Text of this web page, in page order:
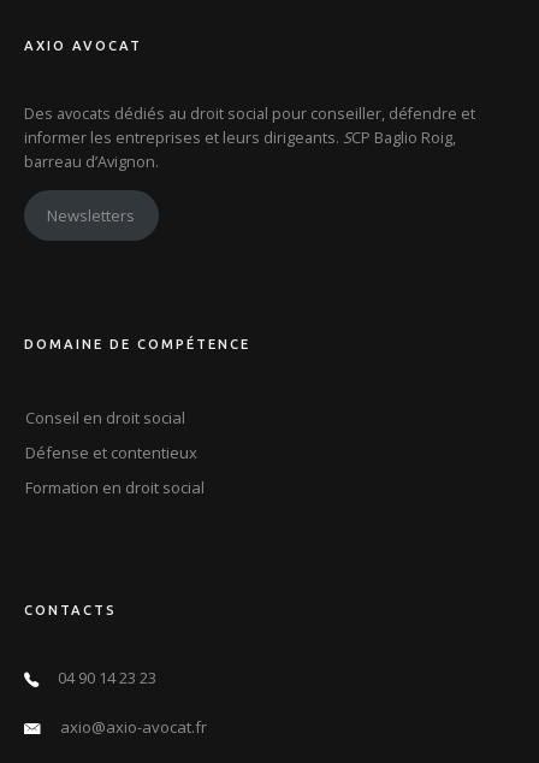
AXIO AVOCAT
Des avocats dédiés au droit social pour conseiller, défendre et
informer les entreprises et leurs dirigeants. SCP Baglio Roig,
barreau d’Avignon.
Newsletters
DOMAINE DE COMPÉTENCE
Conseil en droit social
Défense et contentieux
Formation en droit social
CONTACTS
04 90 14 23 23
axio@axio-avocat.fr